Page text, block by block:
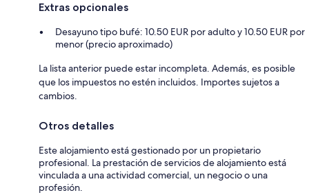
Extras opcionales
Desayuno tipo bufé: 10.50 EUR por adulto y 10.50 EUR por
menor (precio aproximado)
La lista anterior puede estar incompleta. Además, es posible
que los impuestos no estén incluidos. Importes sujetos a
cambios.
Otros detalles
Este alojamiento está gestionado por un propietario
profesional. La prestación de servicios de alojamiento está
vinculada a una actividad comercial, un negocio o una
profesión.